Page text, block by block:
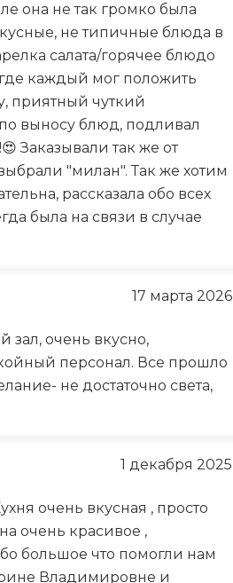
она не так громко была
не типичные блюда в
салата/горячее блюдо
каждый мог положить
приятный чуткий
выносу блюд, подливал
Заказывали так же от
"милан". Так же хотим
рассказала обо всех
была на связи в случае
17 марта 2026
зал, очень вкусно,
персонал. Все прошло
не достаточно света,
1 декабря 2025
очень вкусная , просто
очень красивое ,
большое что помогли нам
Владимировне и